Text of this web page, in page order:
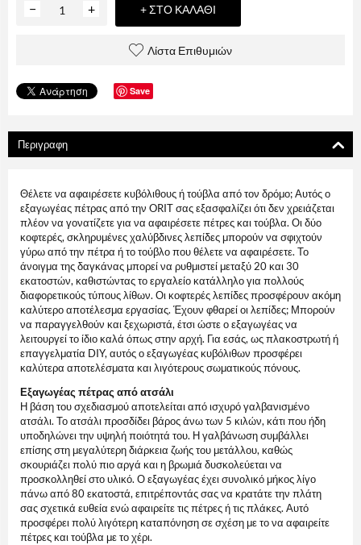
+
− + ΣΤΟ ΚΑΛΆΘΙ
Λίστα Επιθυμιών
Save
Περιγραφη
Θέλετε να αφαιρέσετε κυβόλιθους ή τούβλα από τον δρόμο; Αυτός ο
εξαγωγέας πέτρας από την ORIT σας εξασφαλίζει ότι δεν χρειάζεται
πλέον να γονατίζετε για να αφαιρέσετε πέτρες και τούβλα. Οι δύο
κοφτερές, σκληρυμένες χαλύβδινες λεπίδες μπορούν να σφιχτούν
γύρω από την πέτρα ή το τούβλο που θέλετε να αφαιρέσετε. Το
άνοιγμα της δαγκάνας μπορεί να ρυθμιστεί μεταξύ 20 και 30
εκατοστών, καθιστώντας το εργαλείο κατάλληλο για πολλούς
διαφορετικούς τύπους λίθων. Οι κοφτερές λεπίδες προσφέρουν ακόμη
καλύτερο αποτέλεσμα εργασίας. Έχουν φθαρεί οι λεπίδες; Μπορούν
να παραγγελθούν και ξεχωριστά, έτσι ώστε ο εξαγωγέας να
λειτουργεί το ίδιο καλά όπως στην αρχή. Για εσάς, ως πλακοστρωτή ή
επαγγελματία DIY, αυτός ο εξαγωγέας κυβόλιθων προσφέρει
καλύτερα αποτελέσματα και λιγότερους σωματικούς πόνους.
Εξαγωγέας πέτρας από ατσάλι
Η βάση του σχεδιασμού αποτελείται από ισχυρό γαλβανισμένο
ατσάλι. Το ατσάλι προσδίδει βάρος άνω των 5 κιλών, κάτι που ήδη
υποδηλώνει την υψηλή ποιότητά του. Η γαλβάνωση συμβάλλει
επίσης στη μεγαλύτερη διάρκεια ζωής του μετάλλου, καθώς
σκουριάζει πολύ πιο αργά και η βρωμιά δυσκολεύεται να
προσκολληθεί στο υλικό. Ο εξαγωγέας έχει συνολικό μήκος λίγο
πάνω από 80 εκατοστά, επιτρέποντάς σας να κρατάτε την πλάτη
σας σχετικά ευθεία ενώ αφαιρείτε τις πέτρες ή τις πλάκες. Αυτό
προσφέρει πολύ λιγότερη καταπόνηση σε σχέση με το να αφαιρείτε
πέτρες και τούβλα με το χέρι.